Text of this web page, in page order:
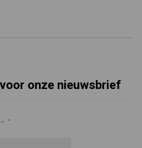
onze nieuwsbrief
*